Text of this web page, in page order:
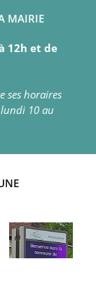
MAIRIE
12h et de
ses horaires
lundi 10 au